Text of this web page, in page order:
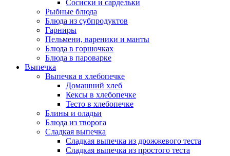
Сосиски и сардельки
Рыбные блюда
Блюда из субпродуктов
Гарниры
Пельмени, вареники и манты
Блюда в горшочках
Блюда в пароварке
Выпечка
Выпечка в хлебопечке
Домашний хлеб
Кексы в хлебопечке
Тесто в хлебопечке
Блины и оладьи
Блюда из творога
Сладкая выпечка
Сладкая выпечка из дрожжевого теста
Сладкая выпечка из простого теста